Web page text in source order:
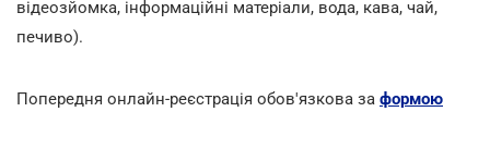
відеозйомка, інформаційні матеріали, вода, кава, чай,
печиво).
Попередня онлайн-реєстрація обов'язкова за формою